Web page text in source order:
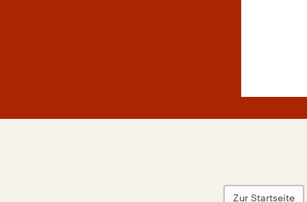
Zur Startseite